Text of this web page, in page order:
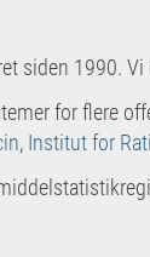
siden 1990.
for flere
, Institut for